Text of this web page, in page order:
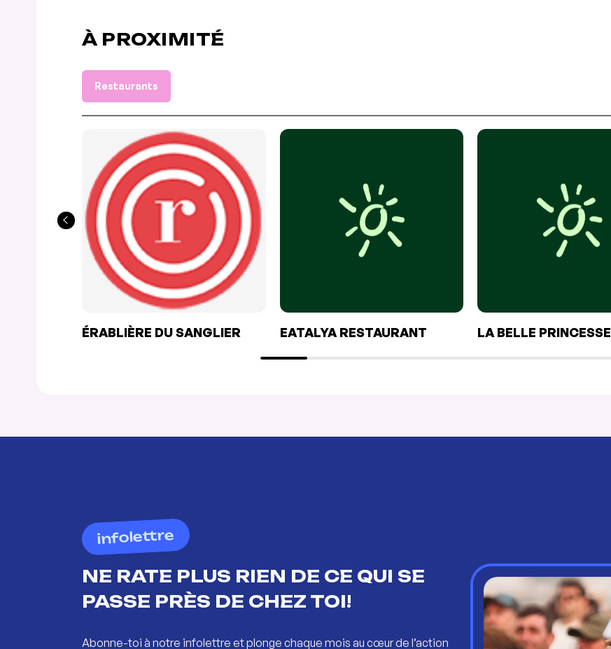
À PROXIMITÉ
Restaurants
ÉRABLIÈRE DU SANGLIER EATALYA RESTAURANT LA BELLE PRINCESSE
infolettre
NE RATE PLUS RIEN DE CE QUI SE
PASSE PRÈS DE CHEZ TOI!
Abonne-toi à notre infolettre et plonge chaque mois au cœur de l’action